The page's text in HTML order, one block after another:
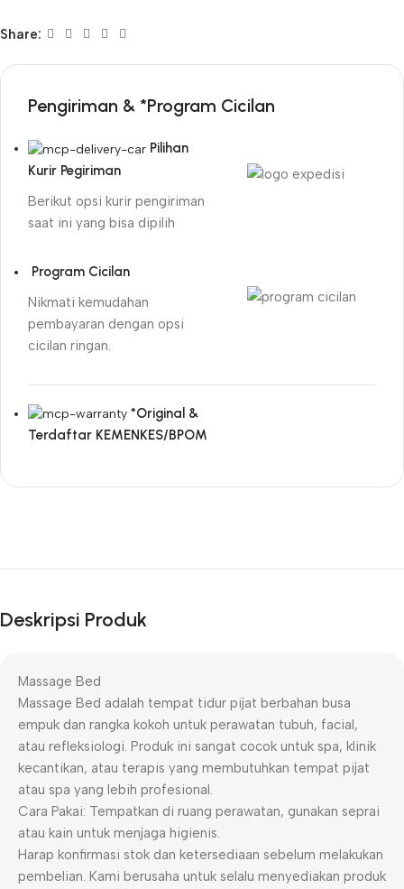
Share:
Pengiriman & *Program Cicilan
Pilihan
Kurir Pegiriman
Berikut opsi kurir pengiriman
saat ini yang bisa dipilih
Program Cicilan
Nikmati kemudahan
pembayaran dengan opsi
cicilan ringan.
*Original &
Terdaftar KEMENKES/BPOM
Deskripsi Produk
Massage Bed
Massage Bed adalah tempat tidur pijat berbahan busa
empuk dan rangka kokoh untuk perawatan tubuh, facial,
atau refleksiologi. Produk ini sangat cocok untuk spa, klinik
kecantikan, atau terapis yang membutuhkan tempat pijat
atau spa yang lebih profesional.
Cara Pakai: Tempatkan di ruang perawatan, gunakan seprai
atau kain untuk menjaga higienis.
Harap konfirmasi stok dan ketersediaan sebelum melakukan
pembelian. Kami berusaha untuk selalu menyediakan produk